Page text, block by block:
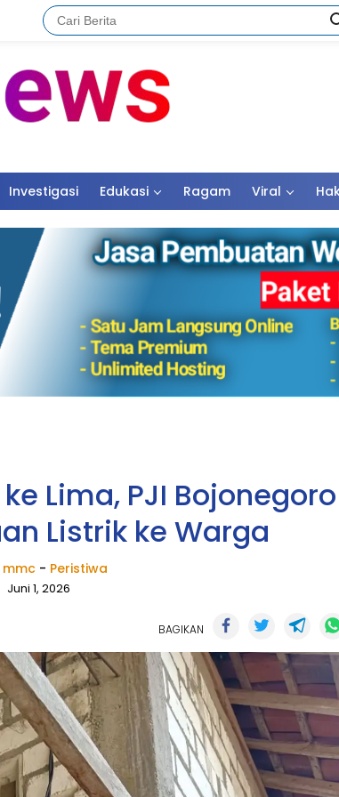
Investigasi Edukasi Ragam Viral
Lima, PJI Bojonegoro
Listrik ke Warga
mmc - Peristiwa
Juni 1, 2026
BAGIKAN